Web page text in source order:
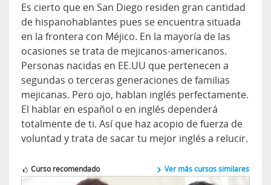
Es cierto que en San Diego residen gran cantidad
de hispanohablantes pues se encuentra situada
en la frontera con Méjico. En la mayoría de las
ocasiones se trata de mejicanos-americanos.
Personas nacidas en EE.UU que pertenecen a
segundas o terceras generaciones de familias
mejicanas. Pero ojo, hablan inglés perfectamente.
El hablar en español o en inglés dependerá
totalmente de ti. Así que haz acopio de fuerza de
voluntad y trata de sacar tu mejor inglés a relucir.
Curso recomendado Ver más cursos similares